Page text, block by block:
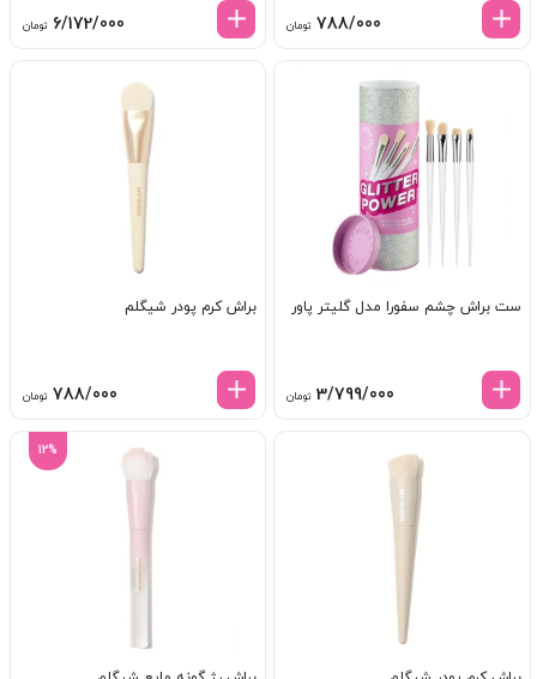
788/000 تومان 6/172/000 تومان
ست براش چشم سفورا مدل گلیتر پاور
3/799/000 تومان
براش کرم پودر شیگلم
788/000 تومان
12%